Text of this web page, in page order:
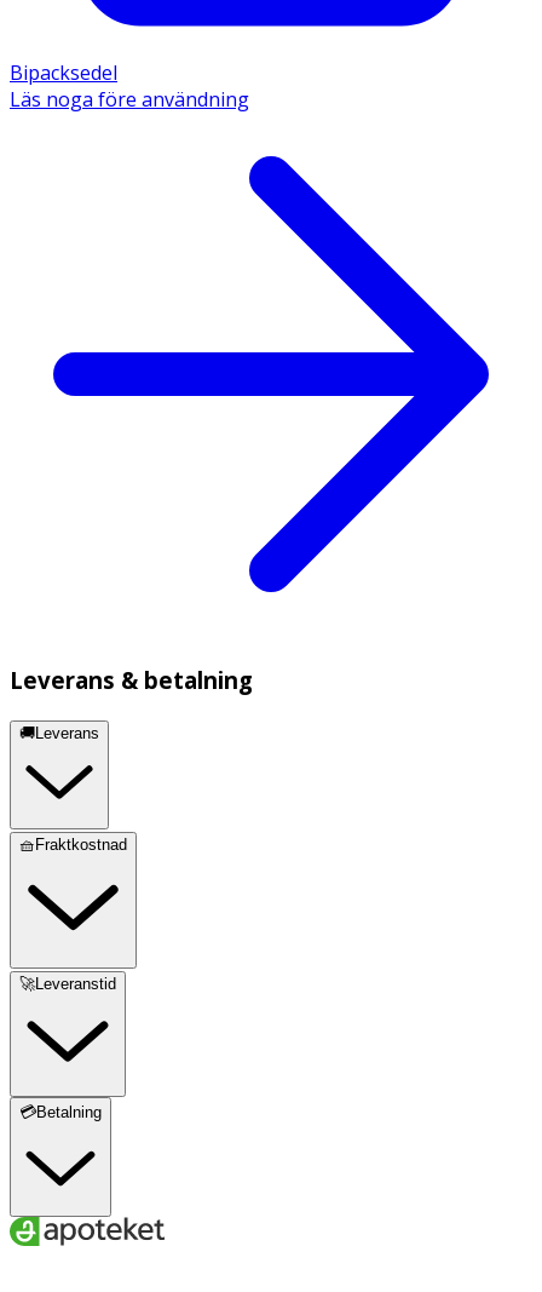
Bipacksedel
Läs noga före användning
Leverans & betalning
🚚Leverans
🧺Fraktkostnad
🚀Leveranstid
💳Betalning